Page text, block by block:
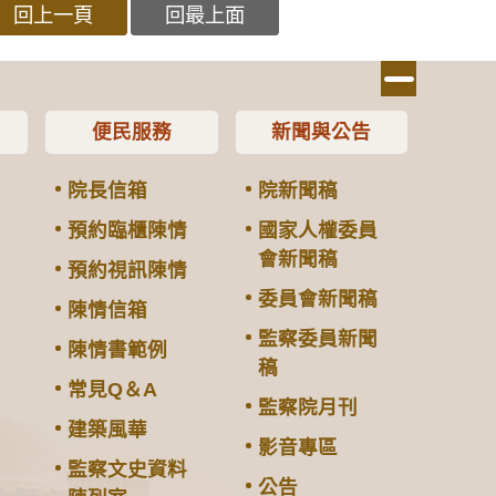
回上一頁 回最上面
便民服務
院長信箱
預約臨櫃陳情
預約視訊陳情
陳情信箱
陳情書範例
常見Q＆A
建築風華
監察文史資料
新聞與公告
院新聞稿
國家人權委員
會新聞稿
委員會新聞稿
監察委員新聞
稿
監察院月刊
影音專區
公告